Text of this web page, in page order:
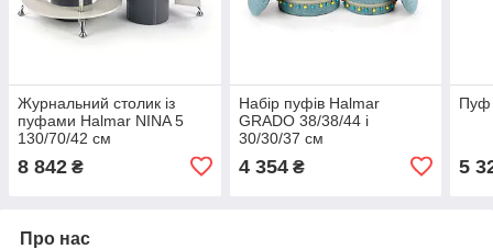
Журнальний столик із
пуфами Halmar NINA 5
130/70/42 см
8 842 ₴
Набір пуфів Halmar
GRADO 38/38/44 і
30/30/37 см
4 354₴
Пуф
5
Про нас